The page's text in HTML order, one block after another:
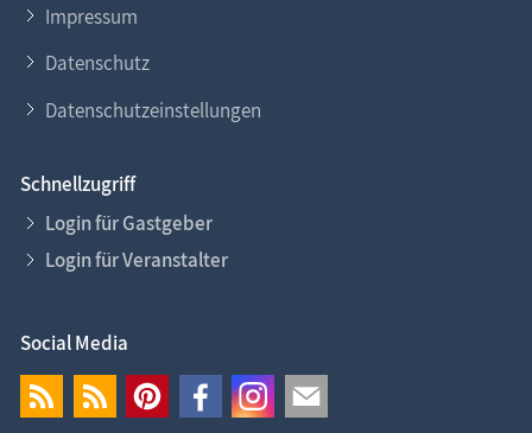
Impressum
Datenschutz
Datenschutzeinstellungen
Schnellzugriff
Login für Gastgeber
Login für Veranstalter
Social Media